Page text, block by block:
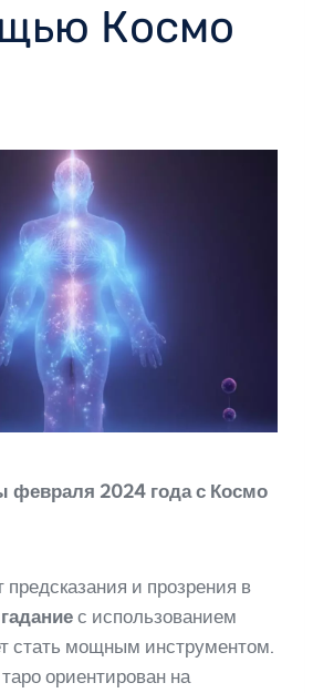
Космо
февраля 2024 года с Космо
предсказания и прозрения в
с использованием
стать мощным инструментом.
ориентирован на